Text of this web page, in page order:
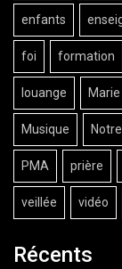
enfants
foi formation
louange Marie
Musique
PMA prière
veillée vidéo
Récents